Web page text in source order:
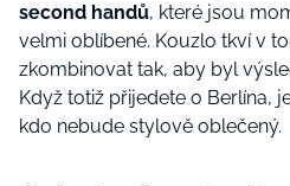
second handů, které jsou
velmi oblíbené. Kouzlo tkví v
zkombinovat tak, aby byl
Když totiž přijedete o Berlína,
kdo nebude stylově oblečený.